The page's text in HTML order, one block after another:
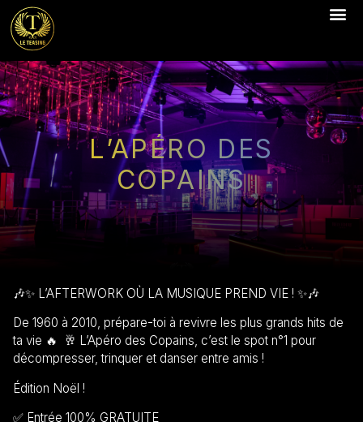
L’APÉRO DES
COPAINS
🎶✨ L’AFTERWORK OÙ LA MUSIQUE PREND VIE ! ✨🎶
De 1960 à 2010, prépare-toi à revivre les plus grands hits de
ta vie 🔥 🥂 L’Apéro des Copains, c’est le spot n°1 pour
décompresser, trinquer et danser entre amis !
Édition Noël !
✅ Entrée 100% GRATUITE